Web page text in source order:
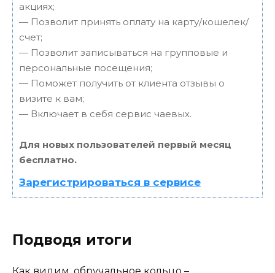
акциях;
— Позволит принять оплату на карту/кошелек/
счет;
— Позволит записываться на групповые и
персональные посещения;
— Поможет получить от клиента отзывы о
визите к вам;
— Включает в себя сервис чаевых.
Для новых пользователей первый месяц
бесплатно.
Зарегистрироваться в сервисе
Подводя итоги